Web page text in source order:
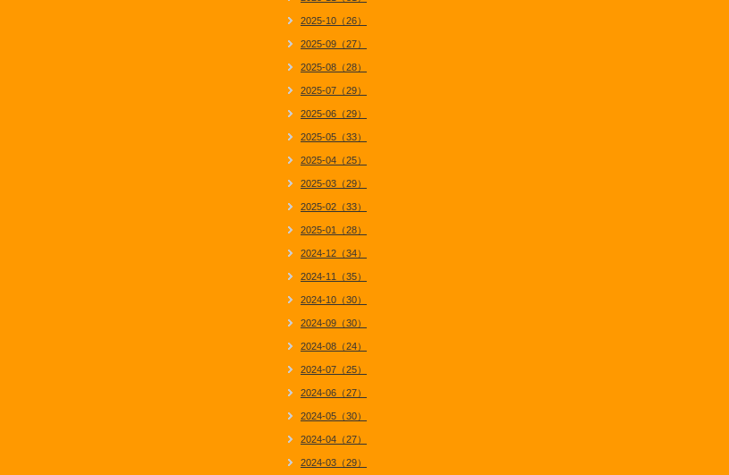
2025-10（26）
2025-09（27）
2025-08（28）
2025-07（29）
2025-06（29）
2025-05（33）
2025-04（25）
2025-03（29）
2025-02（33）
2025-01（28）
2024-12（34）
2024-11（35）
2024-10（30）
2024-09（30）
2024-08（24）
2024-07（25）
2024-06（27）
2024-05（30）
2024-04（27）
2024-03（29）